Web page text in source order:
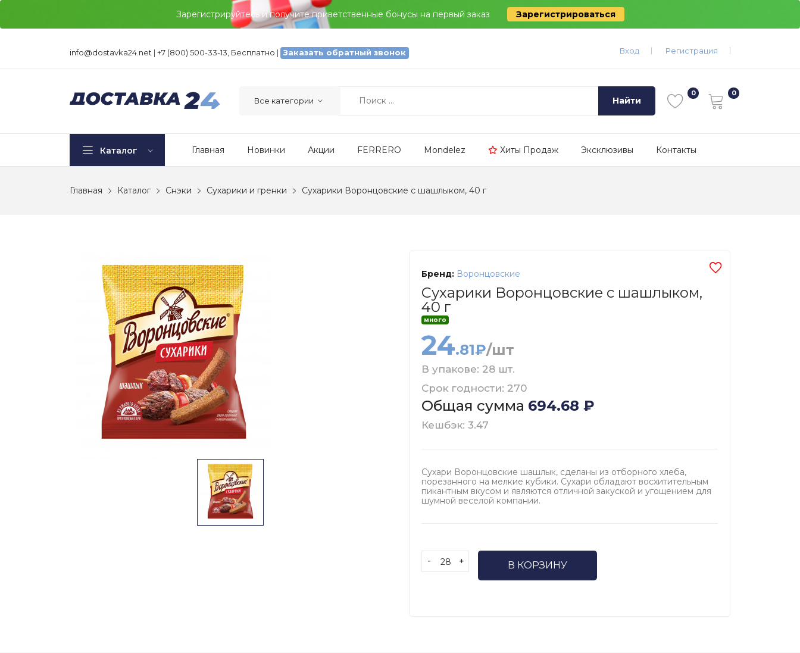
Зарегистрируйтесь и получите приветственные бонусы на первый заказ Зарегистрироваться
info@dostavka24.net | +7 (800) 500-33-13, Бесплатно | Заказать обратный звонок Вход Регистрация
Найти
Каталог Главная Новинки Акции FERRERO Mondelez Хиты Продаж Эксклюзивы Контакты
Главная Каталог Снэки Сухарики и гренки Сухарики Воронцовские с шашлыком, 40 г
Бренд: Воронцовские
Сухарики Воронцовские с шашлыком,
40 г
много
24.81₽/шт
В упакове: 28 шт.
Срок годности: 270
Общая сумма 694.68 ₽
Кешбэк: 3.47
Сухари Воронцовские шашлык, сделаны из отборного хлеба,
порезанного на мелкие кубики. Сухари обладают восхитительным
пикантным вкусом и являются отличной закуской и угощением для
шумной веселой компании.
- + В КОРЗИНУ